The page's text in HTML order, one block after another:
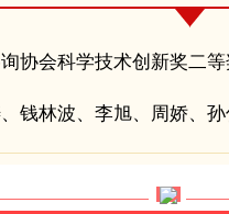
协会科学技术创新奖二
钱林波、李旭、周娇、